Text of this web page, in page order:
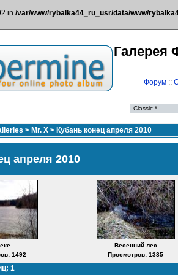
in /var/www/rybalka44_ru_usr/data/www/
Галерея
Форум::
> Mr. X > Кубань конец апреля 2010
апреля 2010
1492
Весенний лес
Просмотров: 1385
1